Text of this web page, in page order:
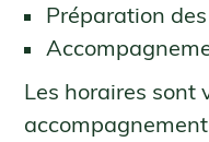
Préparation
Les horaires sont